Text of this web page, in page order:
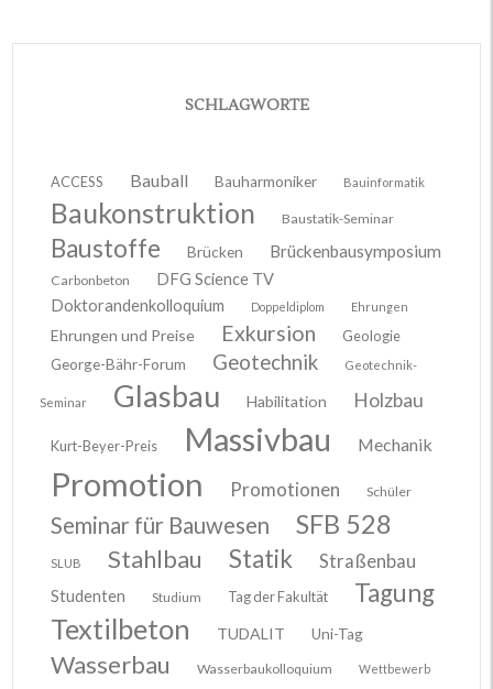
SCHLAGWORTE
ACCESS Bauball Bauharmoniker Bauinformatik
Baukonstruktion Baustatik-Seminar
Baustoffe Brücken Brückenbausymposium
Carbonbeton
DFG Science TV
Doktorandenkolloquium
Doppeldiplom Ehrungen
Ehrungen und Preise Exkursion
Geologie
George-Bähr-Forum
Geotechnik Geotechnik-
Seminar Glasbau Habilitation Holzbau
Kurt-Beyer-Preis Massivbau Mechanik
Promotion Promotionen Schüler
Seminar für Bauwesen SFB 528
SLUB Stahlbau Statik Straßenbau
Studenten Studium Tag der Fakultät Tagung
Textilbeton TUDALIT Uni-Tag
Wasserbau Wasserbaukolloquium Wettbewerb